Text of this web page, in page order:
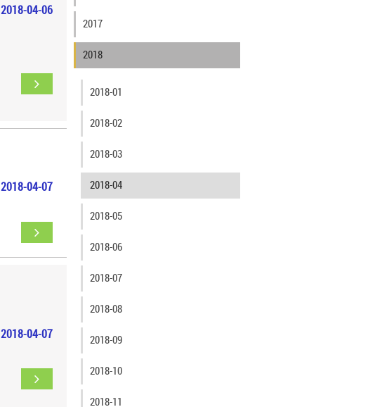
2018-04-06
2018-04-07
2018-04-07
2017
2018
2018-01
2018-02
2018-03
2018-04
2018-05
2018-06
2018-07
2018-08
2018-09
2018-10
2018-11